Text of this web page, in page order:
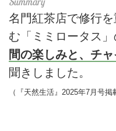
名門紅茶店で修行
む「ミミロータス」
間の楽しみと、チ
聞きしました。
（『天然生活』2025年7月号掲